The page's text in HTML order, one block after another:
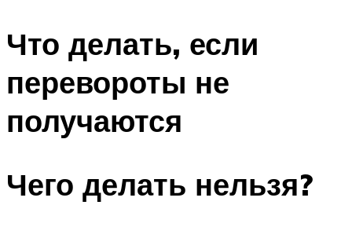
Что делать, если
перевороты не
получаются
Чего делать нельзя?